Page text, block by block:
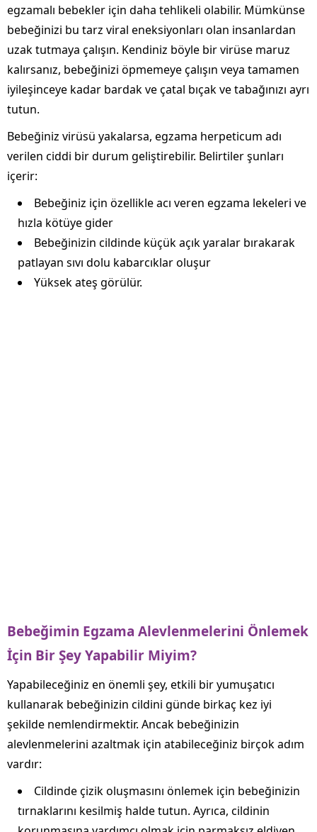
egzamalı bebekler için daha tehlikeli olabilir. Mümkünse
bebeğinizi bu tarz viral eneksiyonları olan insanlardan
uzak tutmaya çalışın. Kendiniz böyle bir virüse maruz
kalırsanız, bebeğinizi öpmemeye çalışın veya tamamen
iyileşinceye kadar bardak ve çatal bıçak ve tabağınızı ayrı
tutun.
Bebeğiniz virüsü yakalarsa, egzama herpeticum adı
verilen ciddi bir durum geliştirebilir. Belirtiler şunları
içerir:
Bebeğiniz için özellikle acı veren egzama lekeleri ve
hızla kötüye gider
Bebeğinizin cildinde küçük açık yaralar bırakarak
patlayan sıvı dolu kabarcıklar oluşur
Yüksek ateş görülür.
Bebeğimin Egzama Alevlenmelerini Önlemek
İçin Bir Şey Yapabilir Miyim?
Yapabileceğiniz en önemli şey, etkili bir yumuşatıcı
kullanarak bebeğinizin cildini günde birkaç kez iyi
şekilde nemlendirmektir. Ancak bebeğinizin
alevlenmelerini azaltmak için atabileceğiniz birçok adım
vardır:
Cildinde çizik oluşmasını önlemek için bebeğinizin
tırnaklarını kesilmiş halde tutun. Ayrıca, cildinin